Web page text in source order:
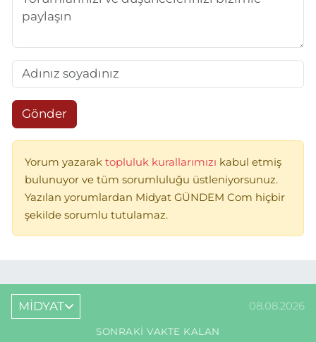
Gönder
Yorum yazarak topluluk kurallarımızı kabul etmiş
bulunuyor ve tüm sorumluluğu üstleniyorsunuz.
Yazılan yorumlardan Midyat GÜNDEM Com hiçbir
şekilde sorumlu tutulamaz.
MİDYAT 08.08.2026
SONRAKI VAKTE KALAN